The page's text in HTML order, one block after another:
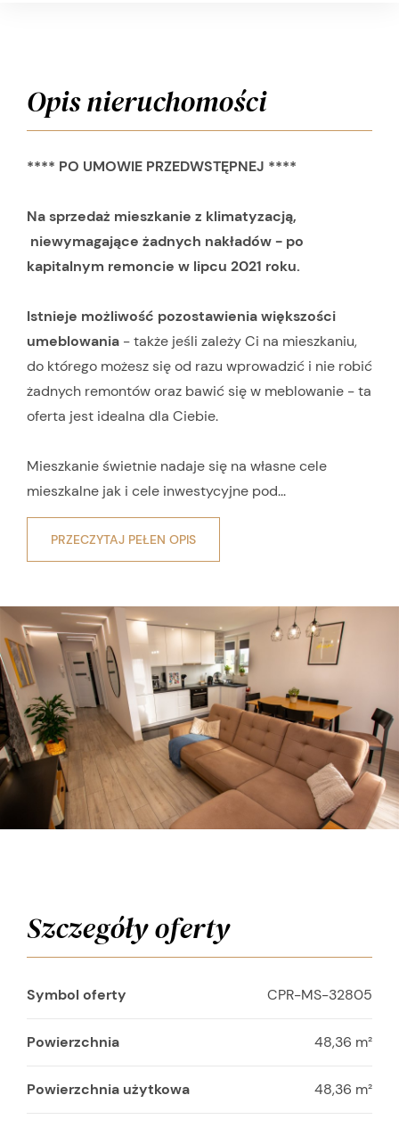
Opis nieruchomości
**** PO UMOWIE PRZEDWSTĘPNEJ ****
Na sprzedaż mieszkanie z klimatyzacją,
niewymagające żadnych nakładów - po
kapitalnym remoncie w lipcu 2021 roku.
Istnieje możliwość pozostawienia większości
umeblowania - także jeśli zależy Ci na mieszkaniu,
do którego możesz się od razu wprowadzić i nie robić
żadnych remontów oraz bawić się w meblowanie - ta
oferta jest idealna dla Ciebie.
Mieszkanie świetnie nadaje się na własne cele
mieszkalne jak i cele inwestycyjne pod...
PRZECZYTAJ PEŁEN OPIS
Szczegóły oferty
Symbol oferty CPR-MS-32805
Powierzchnia 48,36 m²
Powierzchnia użytkowa 48,36 m²